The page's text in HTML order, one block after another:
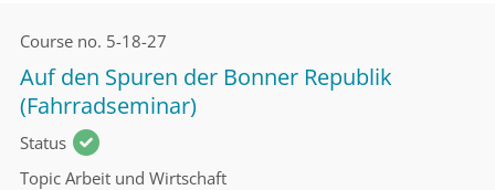
Course no. 5-18-27
Auf den Spuren der Bonner Republik
(Fahrradseminar)
Status
Topic Arbeit und Wirtschaft